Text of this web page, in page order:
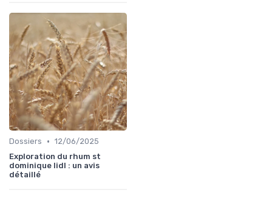
Dossiers • 12/06/2025
Exploration du rhum st
dominique lidl : un avis
détaillé